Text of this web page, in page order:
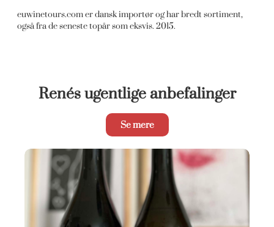
euwinetours.com er dansk importør og har bredt sortiment,
også fra de seneste topår som eksvis. 2015.
Renés ugentlige anbefalinger
Se mere